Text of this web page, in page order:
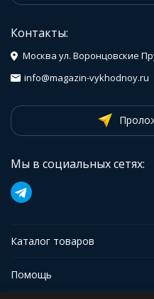
Контакты:
Москва ул. Воронцовские
info@magazin-vykhodnoy.ru
Мы в социальных сетях:
Каталог товаров
Помощь